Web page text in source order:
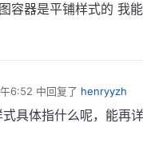
容器是平铺样式的 我
6:52 中回复了 henryyzh
具体指什么呢，能再